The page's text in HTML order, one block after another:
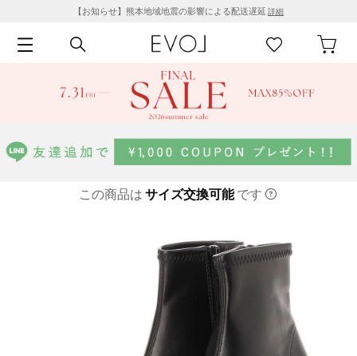
【お知らせ】熊本地域地震の影響による配送遅延 詳細
この商品は サイズ交換可能です